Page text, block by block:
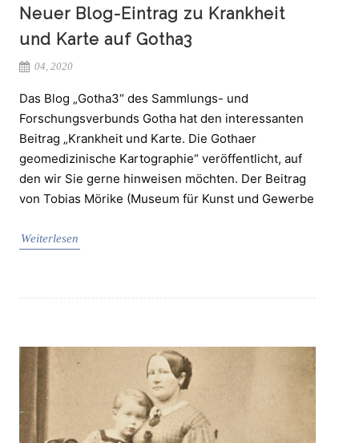
Neuer Blog-Eintrag zu Krankheit
und Karte auf Gotha3
04, 2020
Das Blog „Gotha3“ des Sammlungs- und
Forschungsverbunds Gotha hat den interessanten
Beitrag „Krankheit und Karte. Die Gothaer
geomedizinische Kartographie“ veröffentlicht, auf
den wir Sie gerne hinweisen möchten. Der Beitrag
von Tobias Mörike (Museum für Kunst und Gewerbe
Weiterlesen